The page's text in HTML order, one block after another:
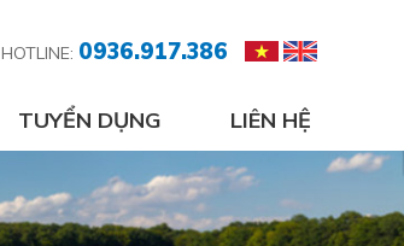
HOTLINE: 0936.917.386
TUYỂN DỤNG LIÊN HỆ